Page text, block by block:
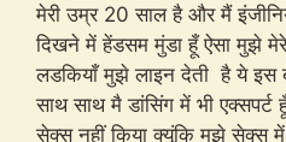
मेरी उम्र 20 साल है और मैं
दिखने में हेंडसम मुंडा हूँ ऐसा मुझे
लडकियाँ मुझे लाइन देती है ये
साथ साथ मै डांसिंग में भी
सेक्स नहीं किया क्यूंकि मुझे सेक्स